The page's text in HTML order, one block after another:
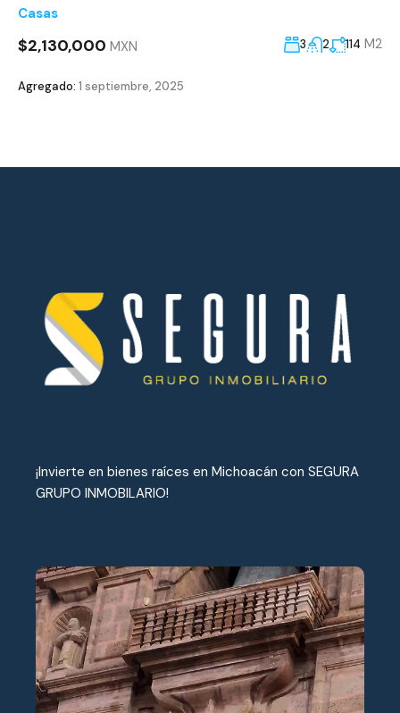
Casas
$2,130,000 MXN 3 2 114 M2
Agregado: 1 septiembre, 2025
¡Invierte en bienes raíces en Michoacán con SEGURA
GRUPO INMOBILARIO!